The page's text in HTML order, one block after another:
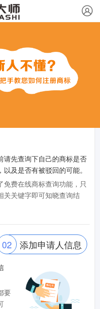
请先查询下自己的商标是否
以及是否有被驳回的可能。
免费在线商标查询功能，只
关关键字即可知晓查询结
02 添加申请人信息
要